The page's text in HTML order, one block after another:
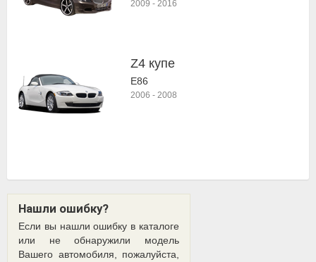
2009 - 2016
Z4 купе
E86
2006 - 2008
Нашли ошибку?
Если вы нашли ошибку в каталоге
или не обнаружили модель
Вашего автомобиля, пожалуйста,